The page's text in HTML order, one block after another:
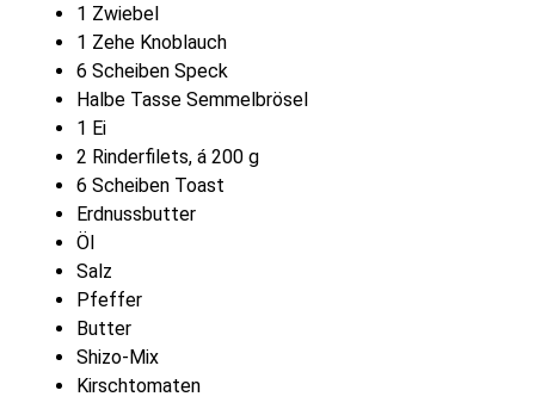
1 Zwiebel
1 Zehe Knoblauch
6 Scheiben Speck
Halbe Tasse Semmelbrösel
1 Ei
2 Rinderfilets, á 200 g
6 Scheiben Toast
Erdnussbutter
Öl
Salz
Pfeffer
Butter
Shizo-Mix
Kirschtomaten